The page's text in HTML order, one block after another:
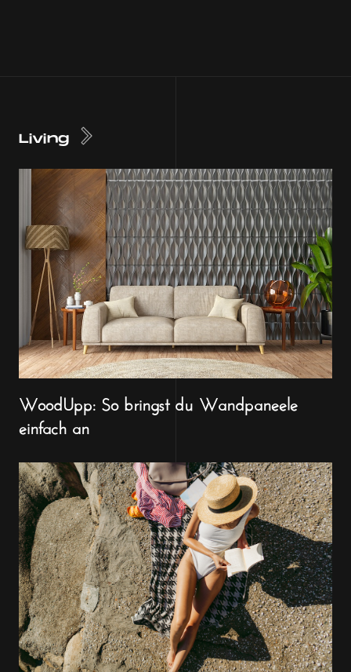
Living
WoodUpp: So bringst du Wandpaneele
einfach an